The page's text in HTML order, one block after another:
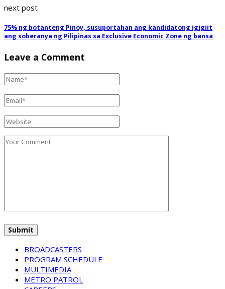
next post
75% ng botanteng Pinoy, susuportahan ang kandidatong igigiit
ang soberanya ng Pilipinas sa Exclusive Economic Zone ng bansa
Leave a Comment
BROADCASTERS
PROGRAM SCHEDULE
MULTIMEDIA
METRO PATROL